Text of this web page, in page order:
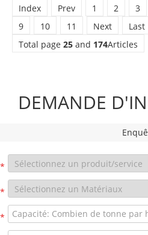
Index Prev 1 2 3
9
10 11 Next
Last
Total page 25 and 174Articles
DEMANDE
*
*
*